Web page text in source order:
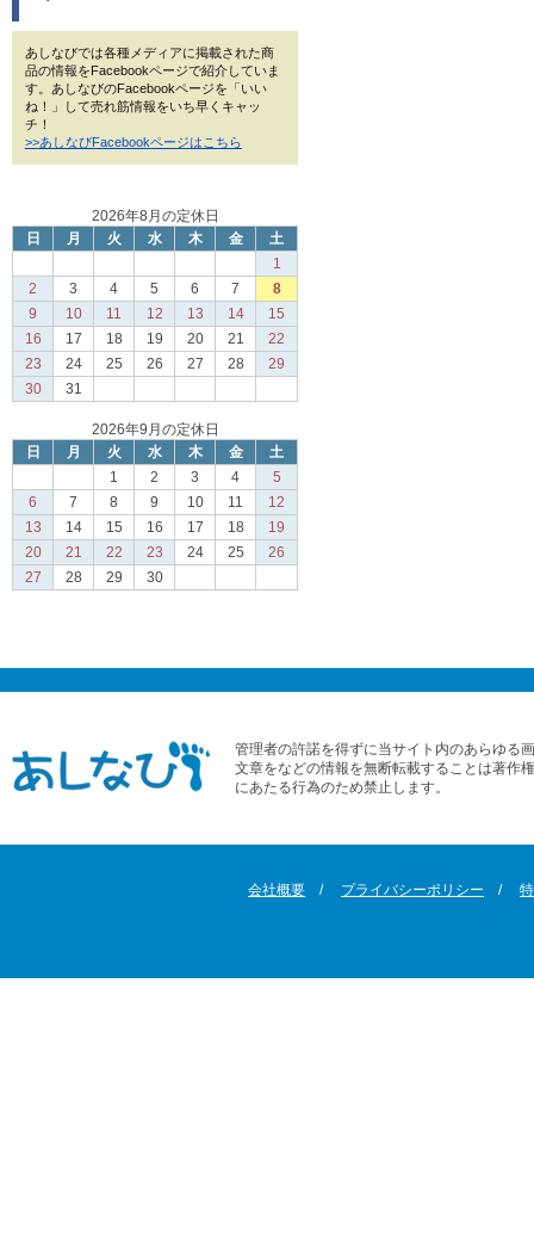
あしなびでは各種メディアに掲載された商
品の情報をFacebookページで紹介していま
す。あしなびのFacebookページを「いい
ね！」して売れ筋情報をいち早くキャッ
チ！
>>あしなびFacebookページはこちら
2026年8月の定休日
日
月 火 水 木 金
土
1
2
3 4 5 6 7
8
9
10 11 12 13 14
15
16
17 18 19 20 21
22
23
24 25 26 27 28
29
30
31
2026年9月の定休日
日
月 火 水 木 金
土
1
2 3 4
5
6
7 8 9 10 11
12
13
14 15 16 17 18
19
20
21 22 23 24 25
26
27
28 29 30
管理者の許諾を得ずに当サイト内のあらゆる
文章をなどの情報を無断転載することは著作
にあたる行為のため禁止します。
会社概要 プライバシーポリシー